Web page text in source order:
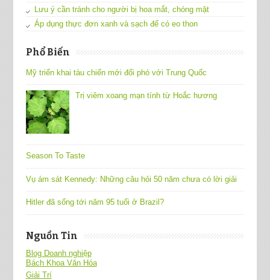
Lưu ý cần tránh cho người bị hoa mắt, chóng mặt
Áp dụng thực đơn xanh và sạch để có eo thon
Phổ Biến
Mỹ triển khai tàu chiến mới đối phó với Trung Quốc
Trị viêm xoang mạn tính từ Hoắc hương
Season To Taste
Vụ ám sát Kennedy: Những câu hỏi 50 năm chưa có lời giải
Hitler đã sống tới năm 95 tuổi ở Brazil?
Nguồn Tin
Blog Doanh nghiệp
Bách Khoa Văn Hóa
Giải Trí